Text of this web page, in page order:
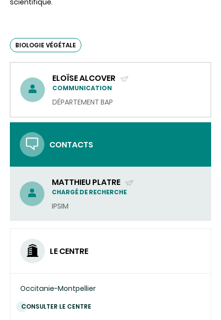
scientifique.
BIOLOGIE VÉGÉTALE
ELOÏSE ALCOVER
(ENVOYER
UN
COMMUNICATION
DÉPARTEMENT BAP
CONTACTS
MATTHIEU PLATRE
(ENVOYER
UN
CHARGÉ DE RECHERCHE
IPSIM
LE CENTRE
Occitanie-Montpellier
CONSULTER LE CENTRE